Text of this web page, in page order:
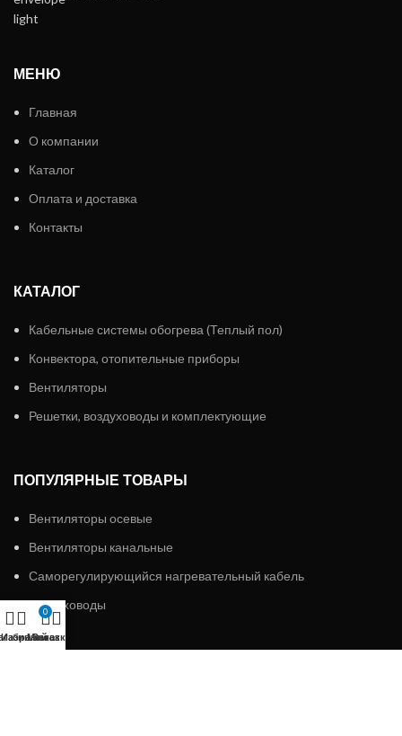
МЕНЮ
Главная
О компании
Каталог
Оплата и доставка
Контакты
КАТАЛОГ
Кабельные системы обогрева (Теплый пол)
Конвектора, отопительные приборы
Вентиляторы
Решетки, воздуховоды и комплектующие
ПОПУЛЯРНЫЕ ТОВАРЫ
Вентиляторы осевые
Вентиляторы канальные
Саморегулирующийся нагревательный кабель
Воздуховоды
Избранное
0
Заказ
Мой аккаунт